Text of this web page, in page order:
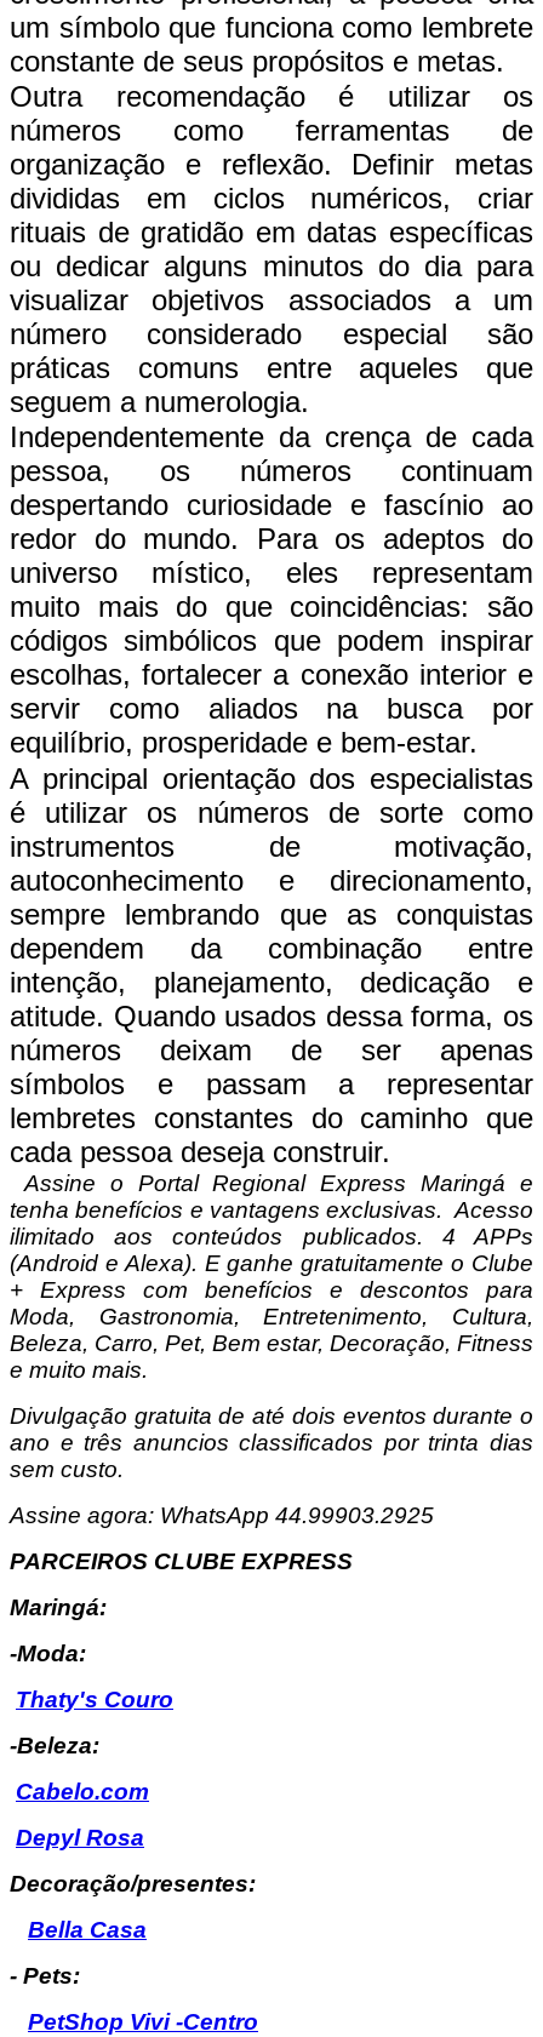
um símbolo que funciona como lembrete
constante de seus propósitos e metas.
Outra recomendação é utilizar os
números como ferramentas de
organização e reflexão. Definir metas
divididas em ciclos numéricos, criar
rituais de gratidão em datas específicas
ou dedicar alguns minutos do dia para
visualizar objetivos associados a um
número considerado especial são
práticas comuns entre aqueles que
seguem a numerologia.
Independentemente da crença de cada
pessoa, os números continuam
despertando curiosidade e fascínio ao
redor do mundo. Para os adeptos do
universo místico, eles representam
muito mais do que coincidências: são
códigos simbólicos que podem inspirar
escolhas, fortalecer a conexão interior e
servir como aliados na busca por
equilíbrio, prosperidade e bem-estar.
A principal orientação dos especialistas
é utilizar os números de sorte como
instrumentos de motivação,
autoconhecimento e direcionamento,
sempre lembrando que as conquistas
dependem da combinação entre
intenção, planejamento, dedicação e
atitude. Quando usados dessa forma, os
números deixam de ser apenas
símbolos e passam a representar
lembretes constantes do caminho que
cada pessoa deseja construir.
Assine o Portal Regional Express Maringá e
tenha benefícios e vantagens exclusivas. Acesso
ilimitado aos conteúdos publicados. 4 APPs
(Android e Alexa). E ganhe gratuitamente o Clube
+ Express com benefícios e descontos para
Moda, Gastronomia, Entretenimento, Cultura,
Beleza, Carro, Pet, Bem estar, Decoração, Fitness
e muito mais.
Divulgação gratuita de até dois eventos durante o
ano e três anuncios classificados por trinta dias
sem custo.
Assine agora: WhatsApp 44.99903.2925
PARCEIROS CLUBE EXPRESS
Maringá:
-Moda:
Thaty's Couro
-Beleza:
Cabelo.com
Depyl Rosa
Decoração/presentes:
Bella Casa
- Pets:
PetShop Vivi -Centro